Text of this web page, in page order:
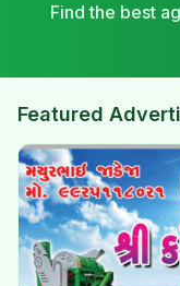
Find the best
Featured